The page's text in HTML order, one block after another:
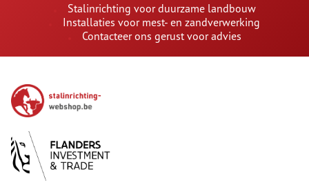
Stalinrichting voor duurzame landbouw
Installaties voor mest- en zandverwerking
Contacteer ons gerust voor advies